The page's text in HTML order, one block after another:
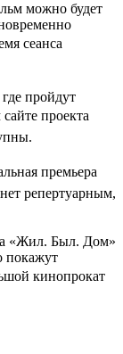
можно будет
сеанса 
пройдут
проекта 
премьера
репертуарным,
«Жил. Был. Дом»
покажут
кинопрокат 